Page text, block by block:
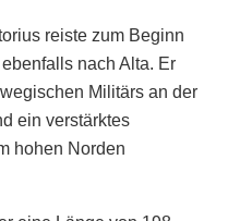
reiste zum Beginn
nach Alta. Er
Militärs an der
ein verstärktes
hohen Norden